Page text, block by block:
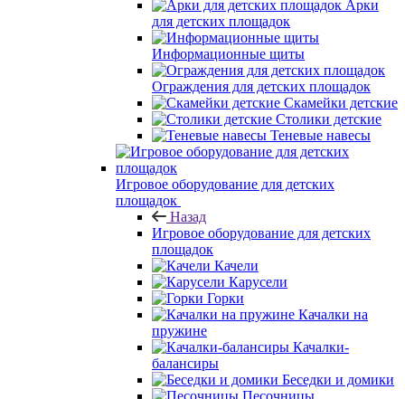
Арки
для детских площадок
Информационные щиты
Ограждения для детских площадок
Скамейки детские
Столики детские
Теневые навесы
Игровое оборудование для детских
площадок
Назад
Игровое оборудование для детских
площадок
Качели
Карусели
Горки
Качалки на
пружине
Качалки-
балансиры
Беседки и домики
Песочницы